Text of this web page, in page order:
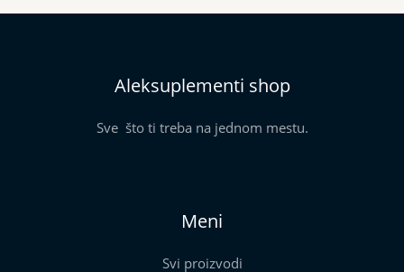
Aleksuplementi shop
Sve što ti treba na jednom mestu.
Meni
Svi proizvodi